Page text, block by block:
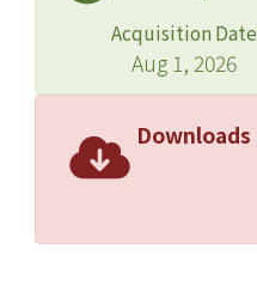
Acquisition Date
Aug 1, 2026
Downloads